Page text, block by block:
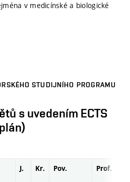
v medicínské a biologické
STUDIJNÍHO PROGRAMU
s uvedením ECTS
J. Kr. Pov. Prof.